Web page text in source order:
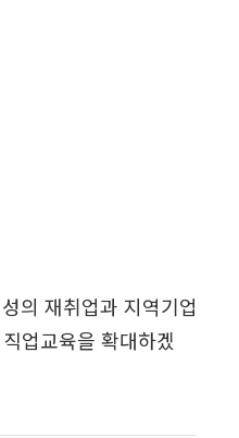
의 재취업과 지역기업
업교육을 확대하겠